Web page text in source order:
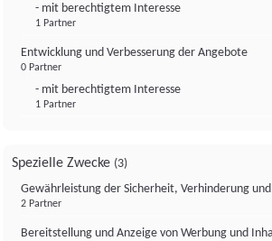
- mit berechtigtem Interesse
1 Partner
Entwicklung und Verbesserung der Angebote
0 Partner
- mit berechtigtem Interesse
1 Partner
Spezielle Zwecke (3)
Gewährleistung der Sicherheit, Verhinderung
2 Partner
Bereitstellung und Anzeige von Werbung und